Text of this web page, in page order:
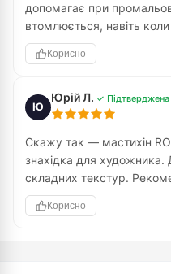
допомагає при
втомлюється, навіть
Корисно
Ю
Юрій Л. ✓ Підтверджена
Скажу так — мастихін
знахідка для художника.
складних текстур.
Корисно